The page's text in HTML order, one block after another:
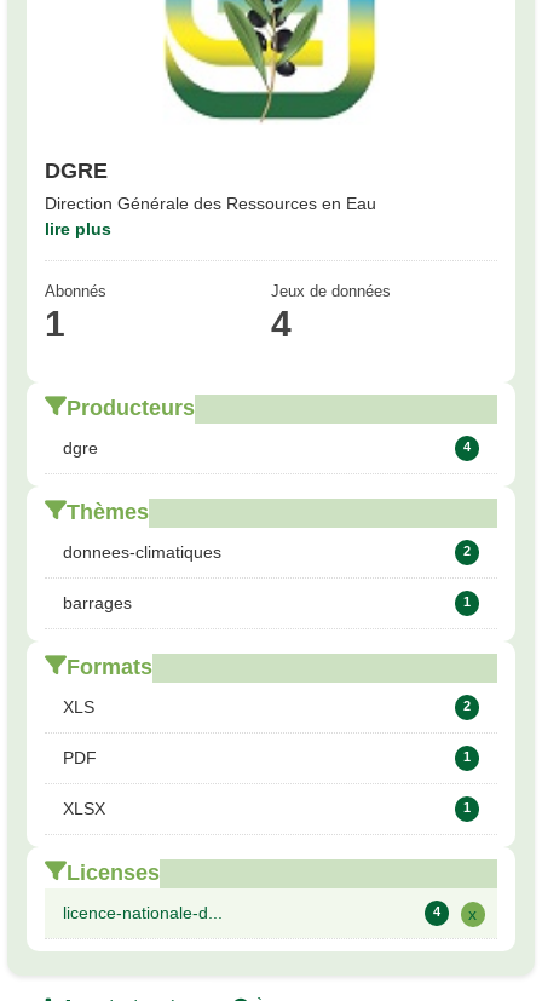
DGRE
Direction Générale des Ressources en Eau
lire plus
Abonnés
1
Jeux de données
4
Producteurs
dgre 4
Thèmes
donnees-climatiques 2
barrages 1
Formats
XLS 2
PDF 1
XLSX 1
Licenses
licence-nationale-d... 4 x